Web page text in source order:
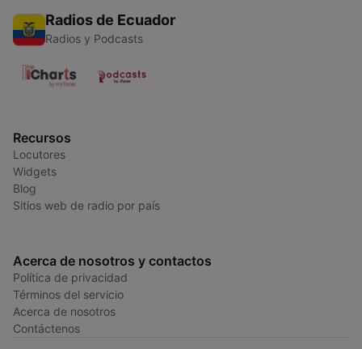
Radios de Ecuador
Radios y Podcasts
Recursos
Locutores
Widgets
Blog
Sitios web de radio por país
Acerca de nosotros y contactos
Política de privacidad
Términos del servicio
Acerca de nosotros
Contáctenos